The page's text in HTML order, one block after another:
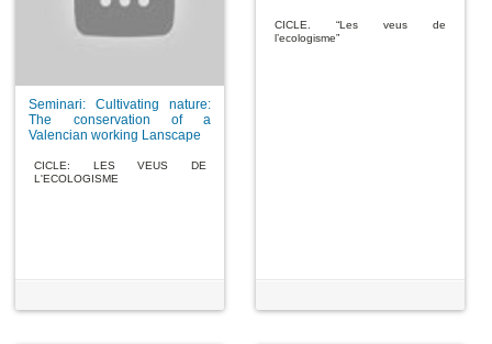
Seminari: Cultivating nature:
The conservation of a
Valencian working Lanscape
CICLE: LES VEUS DE
L'ECOLOGISME
CICLE. “Les veus de
l’ecologisme”